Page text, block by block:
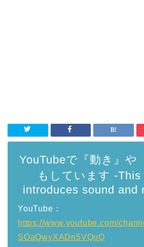
YouTubeで『動き』や
もしています -
introduces sound and
YouTube：
https://www.youtube.com/
SOaQwyXADn5VQoQ